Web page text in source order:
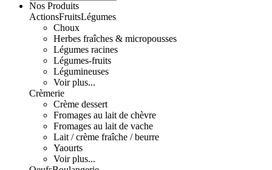
Nos Produits
ActionsFruitsLégumes
Choux
Herbes fraîches & micropousses
Légumes racines
Légumes-fruits
Légumineuses
Voir plus...
Crèmerie
Crème dessert
Fromages au lait de chèvre
Fromages au lait de vache
Lait / crème fraîche / beurre
Yaourts
Voir plus...